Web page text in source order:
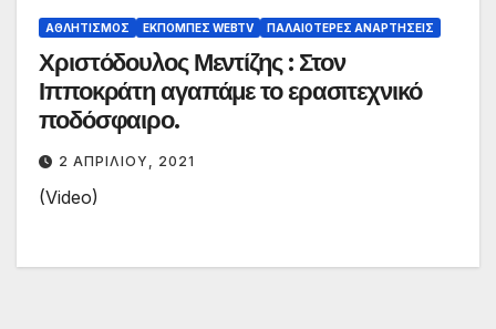
ΑΘΛΗΤΙΣΜΌΣ ΕΚΠΟΜΠΈΣ WEBTV ΠΑΛΑΙΟΤΕΡΕΣ ΑΝΑΡΤΗΣΕΙΣ
Χριστόδουλος Μεντίζης : Στον
Ιπποκράτη αγαπάμε το ερασιτεχνικό
ποδόσφαιρο.
2 ΑΠΡΙΛΊΟΥ, 2021
(Video)